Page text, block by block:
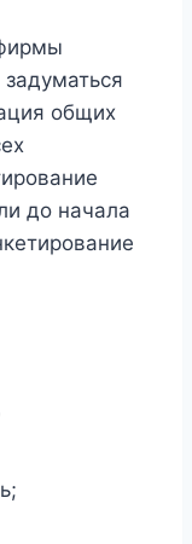
общих
до начала